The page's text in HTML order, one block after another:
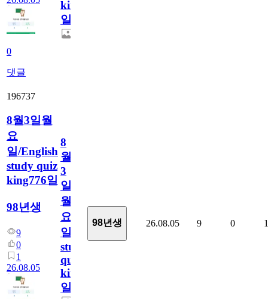
0
댓글
king777
일
196737
8월3일월
요
일/English
study quiz
king776일
98년생
9
0
1
26.08.05
8
월
3
일
월
요
일/English
study
quiz
king776
일
98년생 26.08.05 9 0 1